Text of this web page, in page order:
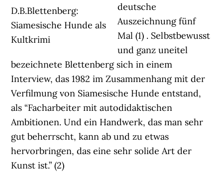
D.B.Blettenberg:
Siamesische Hunde als
Kultkrimi
deutsche
Auszeichnung fünf
Mal (1) . Selbstbewusst
und ganz uneitel
bezeichnete Blettenberg sich in einem
Interview, das 1982 im Zusammenhang mit der
Verfilmung von Siamesische Hunde entstand,
als “Facharbeiter mit autodidaktischen
Ambitionen. Und ein Handwerk, das man sehr
gut beherrscht, kann ab und zu etwas
hervorbringen, das eine sehr solide Art der
Kunst ist.” (2)